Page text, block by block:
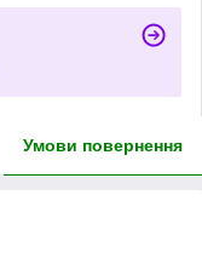
Умови повернення